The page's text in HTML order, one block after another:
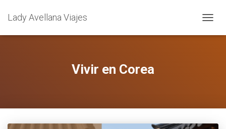
Lady Avellana Viajes
Vivir en Corea